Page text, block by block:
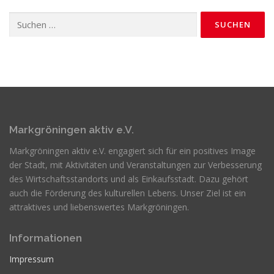
nach:
Markgröningen aktiv e.V.
Markgröningen aktiv e.V. engagiert sich für ein positives Image
der Stadt, mit Aktivitäten und Veranstaltungen zur Verbesserung
des Wirtschaftsstandorts und als Einkaufsstadt. Dazu gehört
auch die Förderung des kulturellen Lebens. Unser Ziel ist ein
attraktives und liebenswertes Markgröningen.
Informationen
Impressum